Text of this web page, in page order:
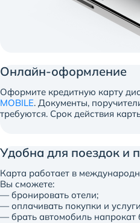
Онлайн-оформление
Оформите кредитную карту
MOBILE. Документы,
требуются. Срок действия
Удобна для поездок и
Карта работает в
Вы сможете:
— бронировать отели;
— оплачивать покупки и
— брать автомобиль напрокат